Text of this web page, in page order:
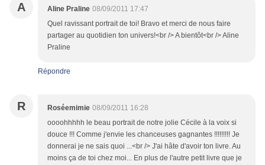
A Aline Praline 08/09/2011 17:47
Quel ravissant portrait de toi! Bravo et merci de nous faire
partager au quotidien ton univers!<br /> A bientôt<br /> Aline
Praline
Répondre
R Roséemimie 08/09/2011 16:28
oooohhhhh le beau portrait de notre jolie Cécile à la voix si
douce !!! Comme j'envie les chanceuses gagnantes !!!!!!!!! Je
donnerai je ne sais quoi ...<br /> J'ai hâte d'avoir ton livre. Au
moins ça de toi chez moi... En plus de l'autre petit livre que je